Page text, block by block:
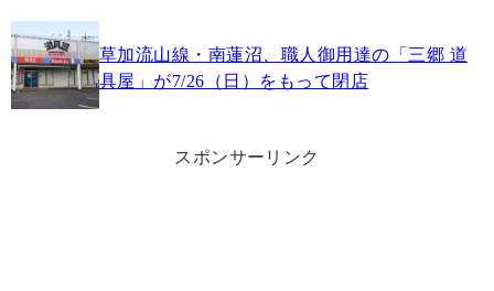
草加流山線・南蓮沼、職人御用達の「三郷 道
具屋」が7/26（日）をもって閉店
スポンサーリンク